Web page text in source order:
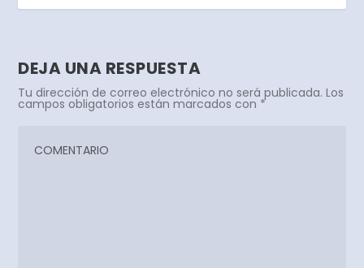
DEJA UNA RESPUESTA
Tu dirección de correo electrónico no será publicada. Los
campos obligatorios están marcados con *